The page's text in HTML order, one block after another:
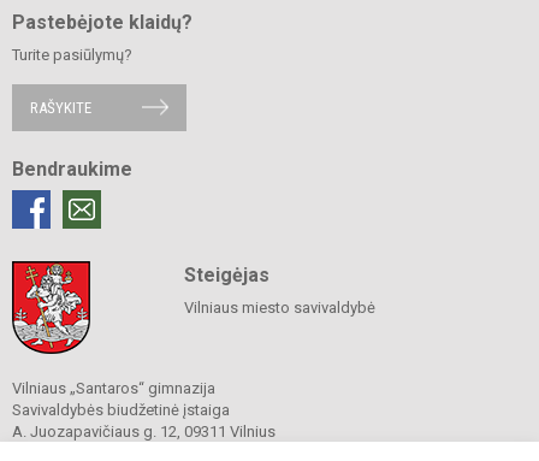
Pastebėjote klaidų?
Turite pasiūlymų?
RAŠYKITE
Bendraukime
Steigėjas
Vilniaus miesto savivaldybė
Vilniaus „Santaros“ gimnazija
Savivaldybės biudžetinė įstaiga
A. Juozapavičiaus g. 12, 09311 Vilnius